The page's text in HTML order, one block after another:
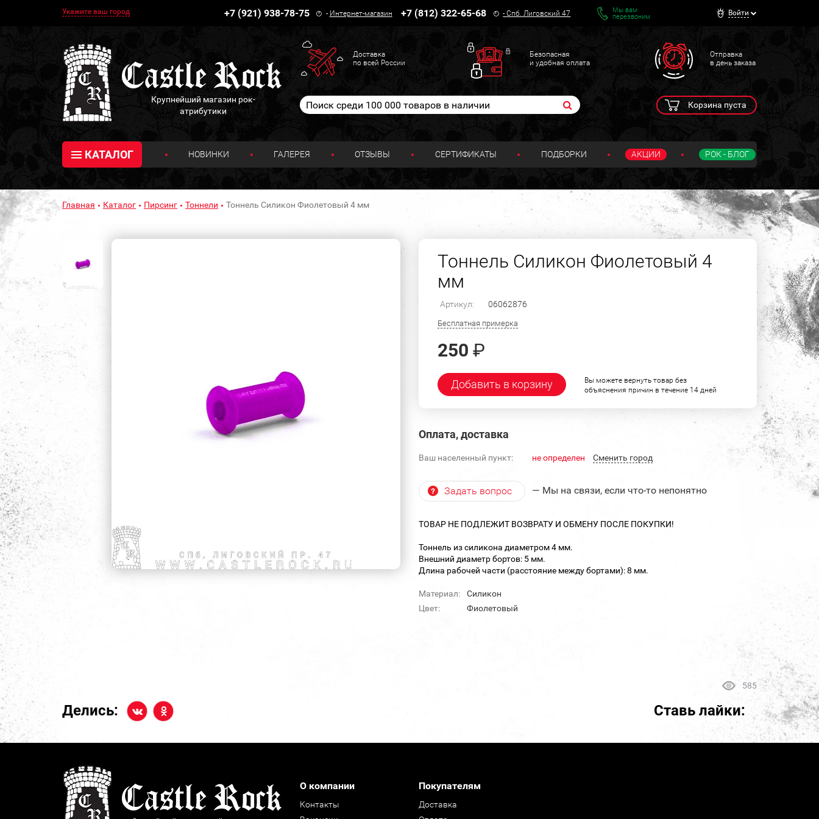
Укажите ваш город +7 (921) 938-78-75 - Интернет-магазин +7 (812) 322-65-68 -Спб. Лиговский 47
Мы вам
перезвоним
Войти
Крупнейший магазин рок-
атрибутики
Доставка
по всей России
Безопасная
и удобная оплата
Отправка
в день заказа
Корзина пуста
КАТАЛОГ НОВИНКИ ГАЛЕРЕЯ ОТЗЫВЫ СЕРТИФИКАТЫ ПОДБОРКИ АКЦИИ РОК - БЛОГ
Главная Каталог Пирсинг Тоннели Тоннель Силикон Фиолетовый 4 мм
Тоннель Силикон Фиолетовый 4
мм
Артикул: 06062876
Бесплатная примерка
250 ₽
Добавить в корзину
Вы можете вернуть товар без
объяснения причин в течение 14 дней
Оплата, доставка
Ваш населенный пункт: не определен Cменить город
Задать вопрос — Мы на связи, если что-то непонятно
ТОВАР НЕ ПОДЛЕЖИТ ВОЗВРАТУ И ОБМЕНУ ПОСЛЕ ПОКУПКИ!
Тоннель из силикона диаметром 4 мм.
Внешний диаметр бортов: 5 мм.
Длина рабочей части (расстояние между бортами): 8 мм.
Материал:
Силикон
Цвет:
Фиолетовый
585
Делись: Ставь лайки:
О компании
Контакты
Покупателям
Доставка